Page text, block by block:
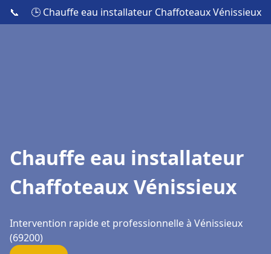
📞 🕒 Chauffe eau installateur Chaffoteaux Vénissieux
Chauffe eau installateur
Chaffoteaux Vénissieux
Intervention rapide et professionnelle à Vénissieux
(69200)